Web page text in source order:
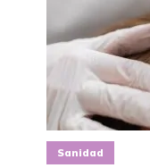
Sanidad